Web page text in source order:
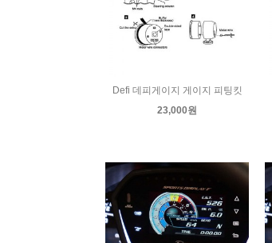
Defi 데피게이지 게이지 피팅킷
23,000원